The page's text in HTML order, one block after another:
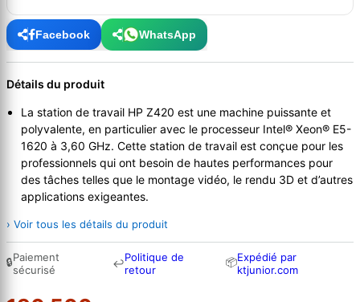
Facebook WhatsApp
Détails du produit
La station de travail HP Z420 est une machine puissante et
polyvalente, en particulier avec le processeur Intel® Xeon® E5-
1620 à 3,60 GHz. Cette station de travail est conçue pour les
professionnels qui ont besoin de hautes performances pour
des tâches telles que le montage vidéo, le rendu 3D et d’autres
applications exigeantes.
› Voir tous les détails du produit
🔒Paiement
sécurisé
↩Politique de
retour
📦Expédié par
ktjunior.com